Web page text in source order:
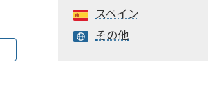
スペイン
その他